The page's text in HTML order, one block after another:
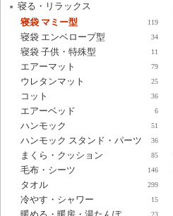
寝る・リラックス
寝袋 マミー型
119
寝袋 エンベロープ型 34
寝袋 子供・特殊型 11
エアーマット 79
ウレタンマット 25
コット 36
エアーベッド 6
ハンモック 51
ハンモック スタンド・パーツ 36
まくら・クッション 85
毛布・シーツ 146
タオル 299
冷やす・シャワー 15
23